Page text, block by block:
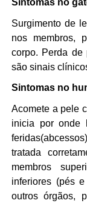
Sintomas no
Surgimento de
nos membros,
corpo. Perda de
são sinais
Sintomas no
Acomete a pele
inicia por onde
tratada
membros
inferiores (pés
outros órgãos,